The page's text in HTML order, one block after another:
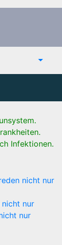
Infektionen.
nicht nur
nicht nur
nur